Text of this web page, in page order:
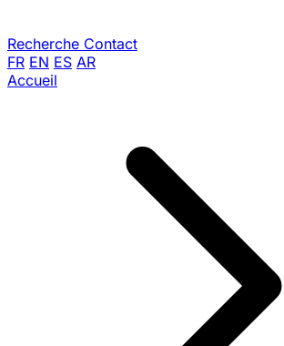
Recherche Contact
FR EN ES AR
Accueil